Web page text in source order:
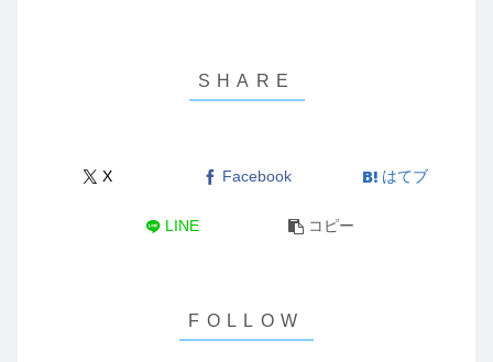
X Facebook はてブ
LINE コピー